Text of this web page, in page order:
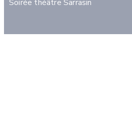
Soirée théâtre Sarrasin